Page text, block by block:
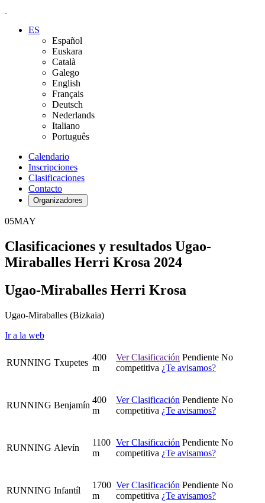
ES
Español
Euskara
Català
Galego
English
Français
Deutsch
Nederlands
Italiano
Português
Calendario
Inscripciones
Clasificaciones
Contacto
Organizadores
05MAY
Clasificaciones y resultados Ugao-
Miraballes Herri Krosa 2024
Ugao-Miraballes Herri Krosa
Ugao-Miraballes (Bizkaia)
Ir a la web
RUNNING Txupetes
400
m
Ver Clasificación Pendiente No
competitiva ¿Te avisamos?
RUNNING Benjamín
400
m
Ver Clasificación Pendiente No
competitiva ¿Te avisamos?
RUNNING Aleví­n
1100
m
Ver Clasificación Pendiente No
competitiva ¿Te avisamos?
RUNNING Infantíl
1700
m
Ver Clasificación Pendiente No
competitiva ¿Te avisamos?